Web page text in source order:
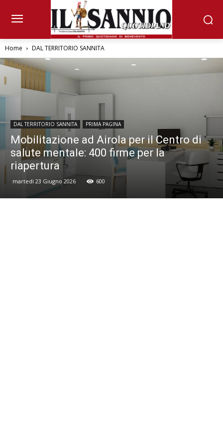
Home DAL TERRITORIO SANNITA
DAL TERRITORIO SANNITA PRIMA PAGINA
Mobilitazione ad Airola per il Centro di
salute mentale: 400 firme per la
riapertura
martedì 23 Giugno 2026 600